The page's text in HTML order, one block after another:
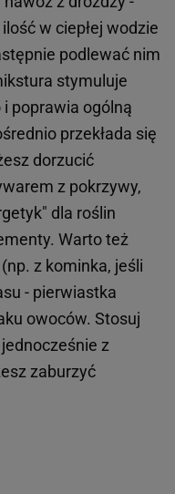
w ciepłej wodzie
podlewać nim
stymuluje
poprawia ogólną
przekłada się
dorzucić
z pokrzywy,
dla roślin
Warto też
z kominka, jeśli
- pierwiastka
owoców. Stosuj
z
zaburzyć